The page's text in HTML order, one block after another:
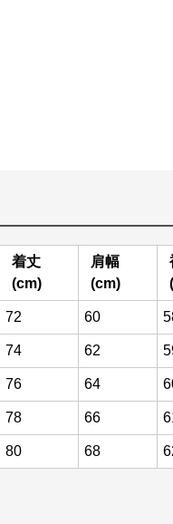
着丈
(cm)
肩幅
(cm)
72 60
74 62
76 64
78 66
80 68